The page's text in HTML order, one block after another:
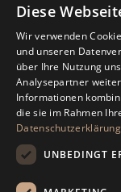
Diese
Wir verwenden
und unseren
über Ihre Nutzung
Analysepartner
Informationen
die sie im Rahmen
Datenschutzerklärung
UNBEDINGT